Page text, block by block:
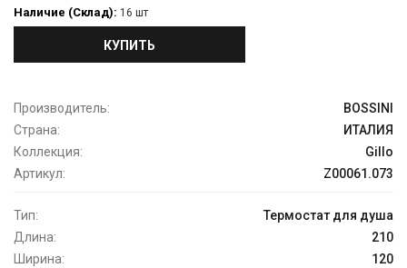
Наличие (Склад): 16 шт
КУПИТЬ
Производитель:
BOSSINI
Страна:
ИТАЛИЯ
Коллекция:
Gillo
Артикул:
Z00061.073
Тип:
Термостат для душа
Длина:
210
Ширина:
120